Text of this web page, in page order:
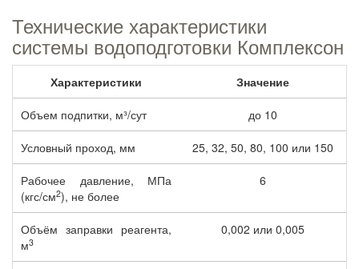
Технические характеристики
системы водоподготовки Комплексон
Характеристики Значение
Объем подпитки, м³/сут до 10
Условный проход, мм 25, 32, 50, 80, 100 или 150
Рабочее давление, МПа
(кгс/см2), не более
6
Объём заправки реагента,
м3
0,002 или 0,005